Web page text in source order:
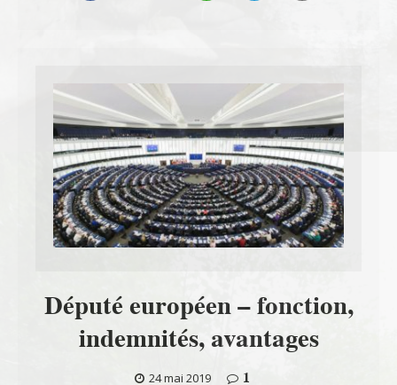
Député européen – fonction,
indemnités, avantages
24 mai 2019
1